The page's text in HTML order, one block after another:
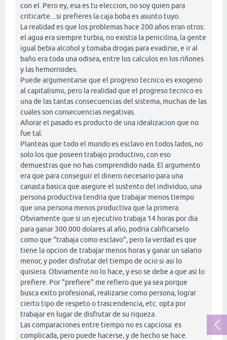
con el. Pero ey, esa es tu eleccion, no soy quien para
criticarte....si prefieres la caja boba es asunto tuyo.
La realidad es que los problemas hace 200 años eran otros:
el agua era siempre turbia, no existia la penicilina, la gente
igual bebia alcohol y tomaba drogas para evadirse, e ir al
baño era toda una odisea, entre los calculos en los riñones
y las hemorroides.
Puede argumentarse que el progreso tecnico es exogeno
al capitalismo, pero la realidad que el progreso tecnico es
una de las tantas consecuencias del sistema, muchas de las
cuales son consecuencias negativas.
Añorar el pasado es producto de una idealizacion que no
fue tal.
Planteas que todo el mundo es esclavo en todos lados, no
solo los que poseen trabajo productivo, con eso
demuestras que no has comprendido nada. El argumento
era que para conseguir el dinero necesario para una
canasta basica que asegure el sustento del individuo, una
persona productiva tendria que trabajar menos tiempo
que una persona menos productiva que la primera.
Obviamente que si un ejecutivo trabaja 14 horas por dia
para ganar 300.000 dolares al año, podria calificarselo
como que "trabaja como esclavo", pero la verdad es que
tiene la opcion de trabajar menos horas y ganar un salario
menor, y poder disfrutar del tiempo de ocio si asi lo
quisiera. Obviamente no lo hace, y eso se debe a que asi lo
prefiere. Por "prefiere" me refiero que ya sea porque
busca exito profesional, realizarse como persona, lograr
cierto tipo de respeto o trascendencia, etc. opta por
trabajar en lugar de disfrutar de su riqueza.
Las comparaciones entre tiempo no es capciosa: es
complicada, pero puede hacerse, y de hecho se hace.